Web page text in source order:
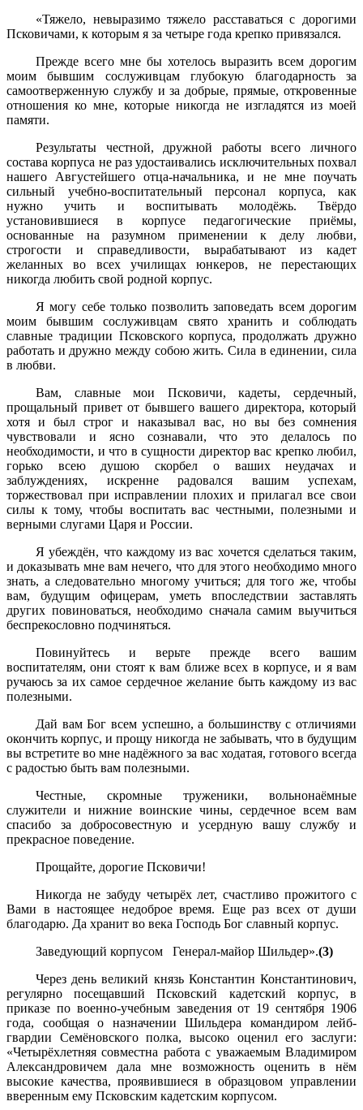
«Тяжело, невыразимо тяжело расставаться с дорогими
Псковичами, к которым я за четыре года крепко привязался.
Прежде всего мне бы хотелось выразить всем дорогим
моим бывшим сослуживцам глубокую благодарность за
самоотверженную службу и за добрые, прямые, откровенные
отношения ко мне, которые никогда не изгладятся из моей
памяти.
Результаты честной, дружной работы всего личного
состава корпуса не раз удостаивались исключительных похвал
нашего Августейшего отца-начальника, и не мне поучать
сильный учебно-воспитательный персонал корпуса, как
нужно учить и воспитывать молодёжь. Твёрдо
установившиеся в корпусе педагогические приёмы,
основанные на разумном применении к делу любви,
строгости и справедливости, вырабатывают из кадет
желанных во всех училищах юнкеров, не перестающих
никогда любить свой родной корпус.
Я могу себе только позволить заповедать всем дорогим
моим бывшим сослуживцам свято хранить и соблюдать
славные традиции Псковского корпуса, продолжать дружно
работать и дружно между собою жить. Сила в единении, сила
в любви.
Вам, славные мои Псковичи, кадеты, сердечный,
прощальный привет от бывшего вашего директора, который
хотя и был строг и наказывал вас, но вы без сомнения
чувствовали и ясно сознавали, что это делалось по
необходимости, и что в сущности директор вас крепко любил,
горько всею душою скорбел о ваших неудачах и
заблуждениях, искренне радовался вашим успехам,
торжествовал при исправлении плохих и прилагал все свои
силы к тому, чтобы воспитать вас честными, полезными и
верными слугами Царя и России.
Я убеждён, что каждому из вас хочется сделаться таким,
и доказывать мне вам нечего, что для этого необходимо много
знать, а следовательно многому учиться; для того же, чтобы
вам, будущим офицерам, уметь впоследствии заставлять
других повиноваться, необходимо сначала самим выучиться
беспрекословно подчиняться.
Повинуйтесь и верьте прежде всего вашим
воспитателям, они стоят к вам ближе всех в корпусе, и я вам
ручаюсь за их самое сердечное желание быть каждому из вас
полезными.
Дай вам Бог всем успешно, а большинству с отличиями
окончить корпус, и прощу никогда не забывать, что в будущим
вы встретите во мне надёжного за вас ходатая, готового всегда
с радостью быть вам полезными.
Честные, скромные труженики, вольнонаёмные
служители и нижние воинские чины, сердечное всем вам
спасибо за добросовестную и усердную вашу службу и
прекрасное поведение.
Прощайте, дорогие Псковичи!
Никогда не забуду четырёх лет, счастливо прожитого с
Вами в настоящее недоброе время. Еще раз всех от души
благодарю. Да хранит во века Господь Бог славный корпус.
Заведующий корпусом Генерал-майор Шильдер».(3)
Через день великий князь Константин Константинович,
регулярно посещавший Псковский кадетский корпус, в
приказе по военно-учебным заведения от 19 сентября 1906
года, сообщая о назначении Шильдера командиром лейб-
гвардии Семёновского полка, высоко оценил его заслуги:
«Четырёхлетняя совместна работа с уважаемым Владимиром
Александровичем дала мне возможность оценить в нём
высокие качества, проявившиеся в образцовом управлении
вверенным ему Псковским кадетским корпусом.